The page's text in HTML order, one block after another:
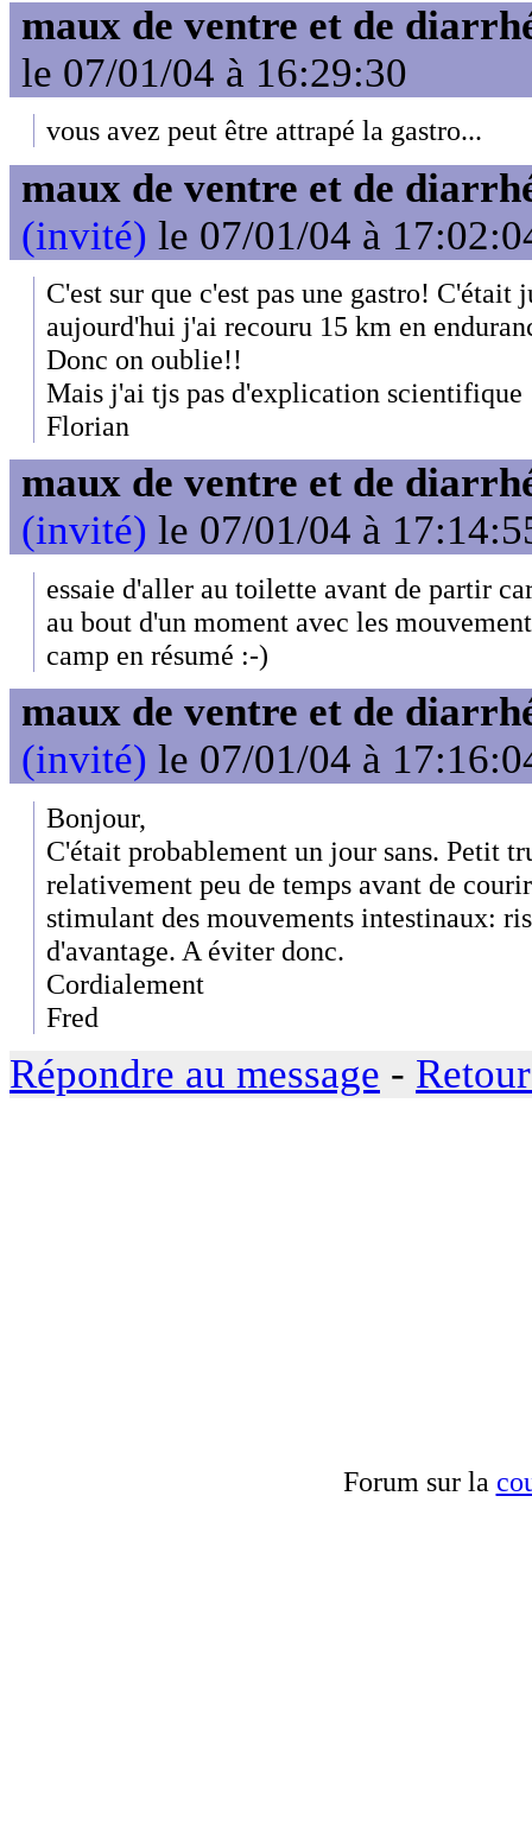
maux de ventre et de
le 07/01/04 à 16:29:30
vous avez peut être attrapé la gastro...
maux de ventre et de
(invité) le 07/01/04 à
C'est sur que c'est pas une gastro! C'était
aujourd'hui j'ai recouru 15 km en
Donc on oublie!!
Mais j'ai tjs pas d'explication scientifique
Florian
maux de ventre et de
(invité) le 07/01/04 à
essaie d'aller au toilette avant de partir
au bout d'un moment avec les
camp en résumé :-)
maux de ventre et de
(invité) le 07/01/04 à
Bonjour,
C'était probablement un jour sans. Petit
relativement peu de temps avant de
stimulant des mouvements intestinaux:
d'avantage. A éviter donc.
Cordialement
Fred
Répondre au message -
Forum sur la